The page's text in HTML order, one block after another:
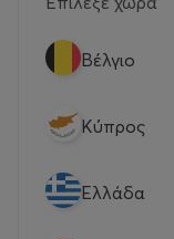
Βέλγιο
Κύπρος
Eλλάδα